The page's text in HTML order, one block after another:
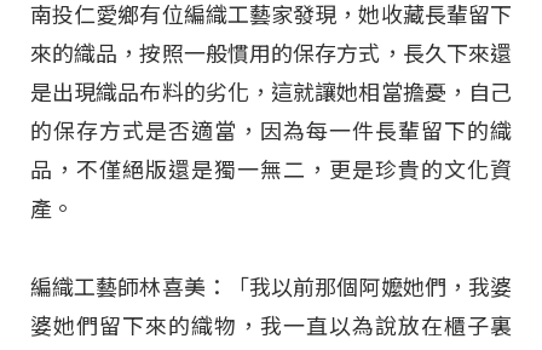
南投仁愛鄉有位編織工藝家發現，她收藏長輩留下
來的織品，按照一般慣用的保存方式，長久下來還
是出現織品布料的劣化，這就讓她相當擔憂，自己
的保存方式是否適當，因為每一件長輩留下的織
品，不僅絕版還是獨一無二，更是珍貴的文化資
產。
編織工藝師林喜美：「我以前那個阿嬤她們，我婆
婆她們留下來的織物，我一直以為說放在櫃子裏